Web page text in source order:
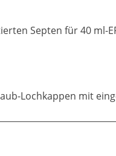
Septen für 40 ml-
Lochkappen mit